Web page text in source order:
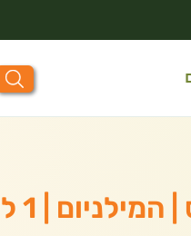
| 1 ליטר